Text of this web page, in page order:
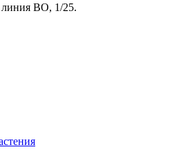
линия ВО, 1/25.